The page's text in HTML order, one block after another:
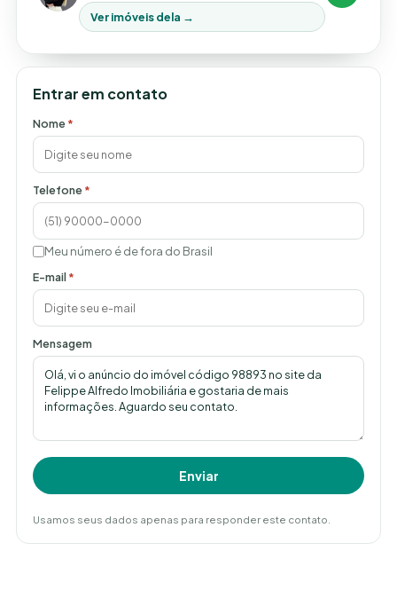
Ver imóveis dela →
Entrar em contato
Nome*
Telefone*
Meu número é de fora do Brasil
E-mail*
Mensagem
Enviar
Usamos seus dados apenas para responder este contato.